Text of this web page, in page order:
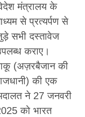
मंत्रालय के
से प्रत्यर्पण से
सभी दस्तावेज
कराए।
(अज़रबैजान की
की एक
ने 27 जनवरी
को भारत